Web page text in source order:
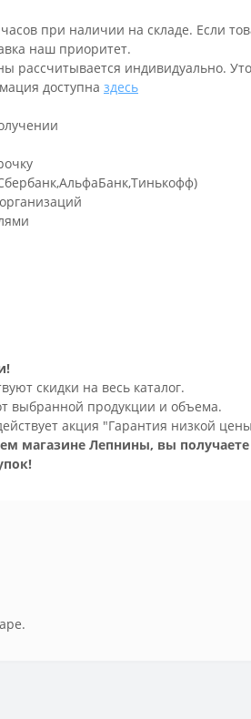
при наличии на складе. Если
наш приоритет.
рассчитывается индивидуально.
доступна здесь
скидки на весь каталог.
выбранной продукции и объема.
акция "Гарантия низкой
магазине Лепнины, вы